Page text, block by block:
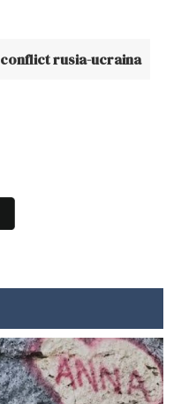
conflict rusia-ucraina